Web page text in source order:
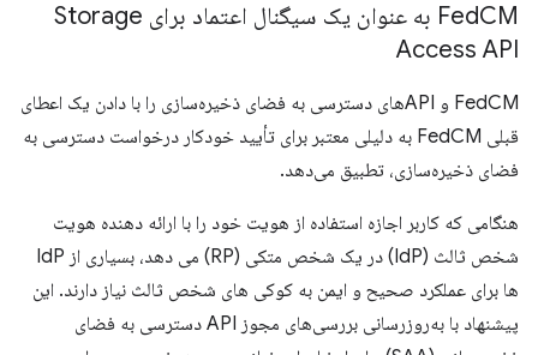
Fed
CM به عنوان یک سیگنال اعتماد برای Storage
Access API
FedCM و APIهای دسترسی به فضای ذخیره‌سازی را با دادن یک اعطای
قبلی FedCM به دلیلی معتبر برای تأیید خودکار درخواست دسترسی به
فضای ذخیره‌سازی، تطبیق می‌دهد.
هنگامی که کاربر اجازه استفاده از هویت خود را با ارائه دهنده هویت
شخص ثالث (IdP) در یک شخص متکی (RP) می دهد، بسیاری از IdP
ها برای عملکرد صحیح و ایمن به کوکی های شخص ثالث نیاز دارند. این
پیشنهاد با به‌روزرسانی بررسی‌های مجوز API دسترسی به فضای